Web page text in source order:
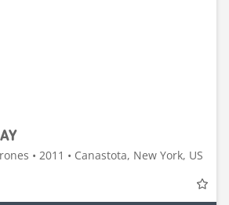
• 2011 • Canastota, New York, US